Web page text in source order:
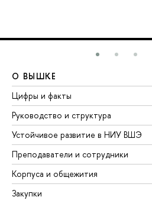
О ВЫШКЕ
Цифры и факты
Руководство и структура
Устойчивое развитие в НИУ ВШЭ
Преподаватели и сотрудники
Корпуса и общежития
Закупки